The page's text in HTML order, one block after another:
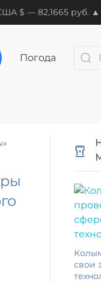
$ — 82,1665 руб. ▲
Погода
свои